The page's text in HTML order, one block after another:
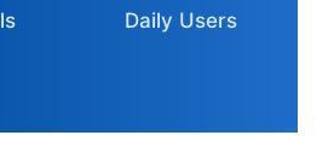
Daily Users